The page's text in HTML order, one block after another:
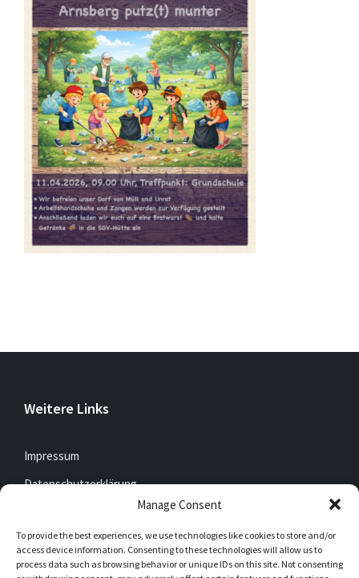
Manage Consent
To provide the best experiences, we use technologies like cookies to store and/or
access device information. Consenting to these technologies will allow us to
process data such as browsing behavior or unique IDs on this site. Not consenting
Weitere Links
Impressum
Datenschutzerklärung
Jetzt mitfunken!